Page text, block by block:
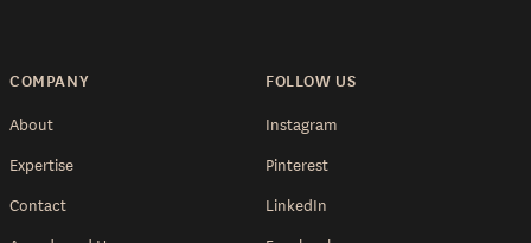
COMPANY
About
Expertise
Contact
FOLLOW US
Instagram
Pinterest
LinkedIn